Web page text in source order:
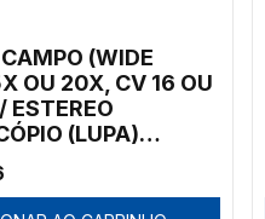
(WIDE
OU 20X, CV 16 OU
ESTEREO
(LUPA)
SÉRIE CGA